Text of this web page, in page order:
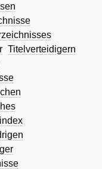
Titelverteidigern